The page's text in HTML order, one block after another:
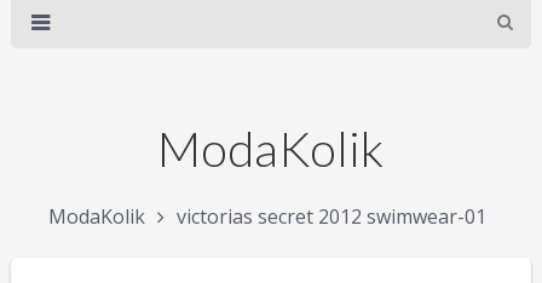
ModaKolik
ModaKolik victorias secret 2012 swimwear-01